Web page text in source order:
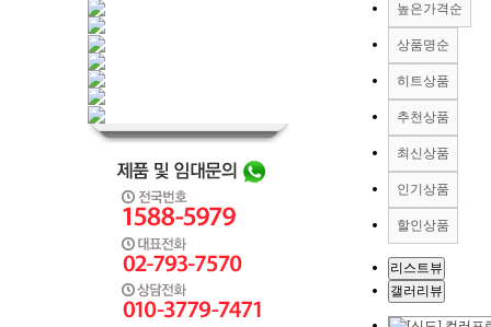
높은가격순
상품명순
히트상품
추천상품
최신상품
인기상품
할인상품
리스트뷰
갤러리뷰